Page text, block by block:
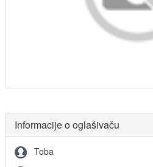
Informacije o oglašivaču
Toba